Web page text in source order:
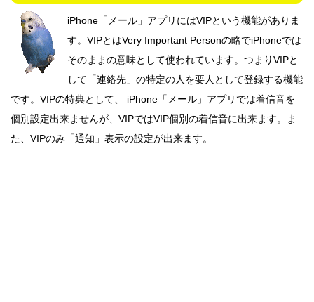
iPhone「メール」アプリにはVIPという機能がありま
す。VIPとはVery Important Personの略でiPhoneでは
そのままの意味として使われています。つまりVIPと
して「連絡先」の特定の人を要人として登録する機能
です。VIPの特典として、 iPhone「メール」アプリでは着信音を
個別設定出来ませんが、VIPではVIP個別の着信音に出来ます。ま
た、VIPのみ「通知」表示の設定が出来ます。